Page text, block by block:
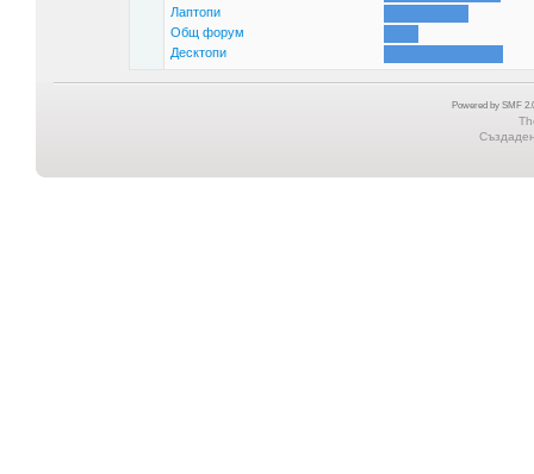
Лаптопи
Общ форум
Десктопи
Powered by SMF